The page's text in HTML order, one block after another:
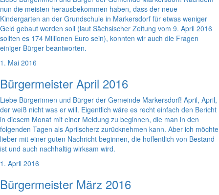
nun die meisten herausbekommen haben, dass der neue
Kindergarten an der Grundschule in Markersdorf für etwas weniger
Geld gebaut werden soll (laut Sächsischer Zeitung vom 9. April 2016
sollten es 174 Millionen Euro sein), konnten wir auch die Fragen
einiger Bürger beantworten.
1. Mai 2016
Bürgermeister April 2016
Liebe Bürgerinnen und Bürger der Gemeinde Markersdorf! April, April,
der weiß nicht was er will. Eigentlich wäre es recht einfach den Bericht
in diesem Monat mit einer Meldung zu beginnen, die man in den
folgenden Tagen als Aprilscherz zurücknehmen kann. Aber ich möchte
lieber mit einer guten Nachricht beginnen, die hoffentlich von Bestand
ist und auch nachhaltig wirksam wird.
1. April 2016
Bürgermeister März 2016